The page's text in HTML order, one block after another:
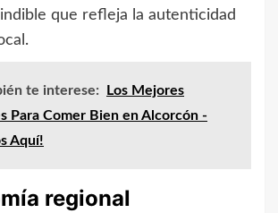
que refleja la autenticidad
te interese:
Los Mejores
Para Comer Bien en Alcorcón -
Aquí!
regional